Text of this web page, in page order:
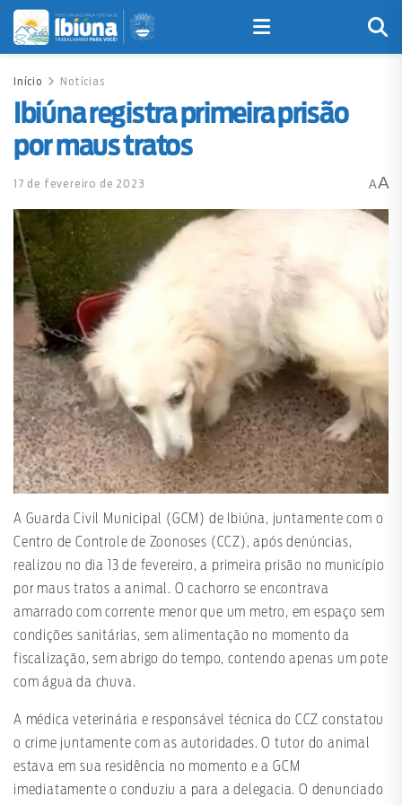
Início Notícias
Ibiúna registra primeira prisão
por maus tratos
17 de fevereiro de 2023 AA
A Guarda Civil Municipal (GCM) de Ibiúna, juntamente com o
Centro de Controle de Zoonoses (CCZ), após denúncias,
realizou no dia 13 de fevereiro, a primeira prisão no município
por maus tratos a animal. O cachorro se encontrava
amarrado com corrente menor que um metro, em espaço sem
condições sanitárias, sem alimentação no momento da
fiscalização, sem abrigo do tempo, contendo apenas um pote
com água da chuva.
A médica veterinária e responsável técnica do CCZ constatou
o crime juntamente com as autoridades. O tutor do animal
estava em sua residência no momento e a GCM
imediatamente o conduziu a para a delegacia. O denunciado